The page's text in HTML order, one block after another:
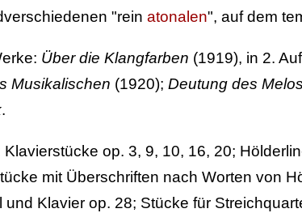
"rein atonalen", auf dem
Über die Klangfarben (1919), in 2.
Musikalischen (1920); Deutung des Melos
.
op. 3, 9, 10, 16, 20;
mit Überschriften nach Worten von
und Klavier op. 28; Stücke für